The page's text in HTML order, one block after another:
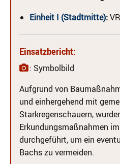
Einheit I (Stadtmitte):
Einsatzbericht:
: Symbolbild
Aufgrund von
und einhergehend mit
Starkregenschauern,
Erkundungsmaßnahmen
durchgeführt, um ein
Bachs zu vermeiden.